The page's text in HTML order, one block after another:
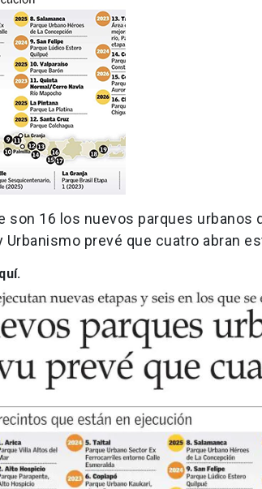
son 16 los nuevos parques urbanos
prevé que cuatro abran